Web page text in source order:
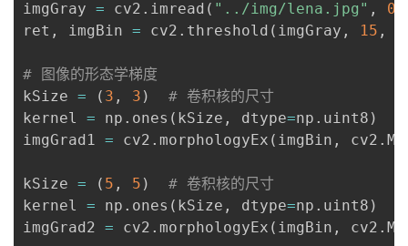
imgGray = cv2 . imread ( "../img/lena.jpg" , 0
ret , imgBin = cv2 . threshold ( imgGray , 15 ,
# 图像的形态学梯度
kSize = ( 3 , 3 )
# 卷积核的尺寸
kernel = np . ones ( kSize , dtype=np . uint8 )
imgGrad1 = cv2 . morphologyEx ( imgBin , cv2 .
kSize = ( 5 , 5 )
# 卷积核的尺寸
kernel = np . ones ( kSize , dtype=np . uint8 )
imgGrad2 = cv2 . morphologyEx ( imgBin , cv2 .